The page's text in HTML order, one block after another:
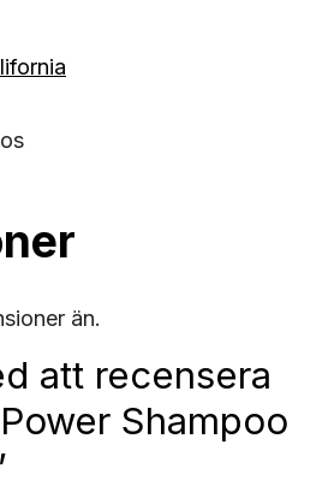
än.
att recensera
Shampoo